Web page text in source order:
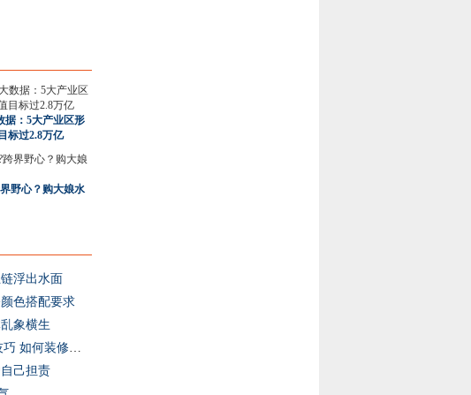
据：5大产业区形
标过2.8万亿
野心？购大娘水
浮出水面
色搭配要求
象横生
装修小知识：140平米三室两厅两卫装修技巧 如何装修140平米的房子
己担责